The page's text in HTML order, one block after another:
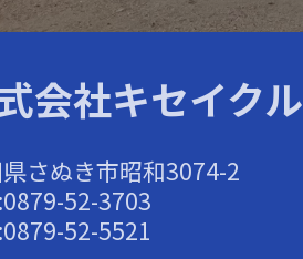
会社キセイクル
さぬき市昭和3074-2
52-3703
52-5521